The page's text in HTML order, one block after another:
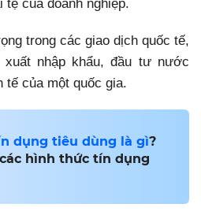
tệ của doanh nghiệp.
trong các giao dịch quốc tế,
nhập khẩu, đầu tư nước
tế của một quốc gia.
dụng tiêu dùng là gì?
hình thức tín dụng